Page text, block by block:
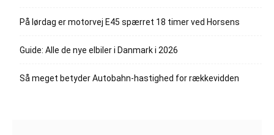
På lørdag er motorvej E45 spærret 18 timer ved Horsens
Guide: Alle de nye elbiler i Danmark i 2026
Så meget betyder Autobahn-hastighed for rækkevidden